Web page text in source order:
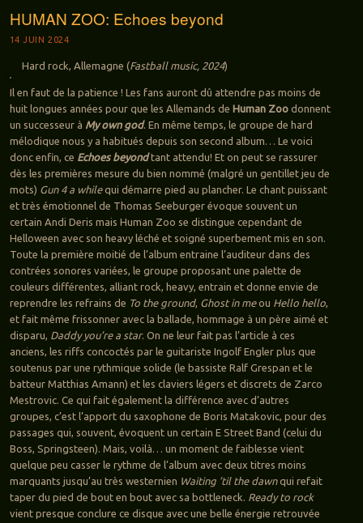
HUMAN ZOO: Echoes beyond
14 JUIN 2024
Hard rock, Allemagne (Fastball music, 2024)
Il en faut de la patience ! Les fans auront dû attendre pas moins de
huit longues années pour que les Allemands de Human Zoodonnent
un successeur à My own god. En même temps, le groupe de hard
mélodique nous y a habitués depuis son second album… Le voici
donc enfin, ce Echoes beyondtant attendu! Et on peut se rassurer
dès les premières mesure du bien nommé (malgré un gentillet jeu de
mots) Gun 4 a whilequi démarre pied au plancher. Le chant puissant
et très émotionnel de Thomas Seeburger évoque souvent un
certain Andi Deris mais Human Zoo se distingue cependant de
Helloween avec son heavy léché et soigné superbement mis en son.
Toute la première moitié de l’album entraine l’auditeur dans des
contrées sonores variées, le groupe proposant une palette de
couleurs différentes, alliant rock, heavy, entrain et donne envie de
reprendre les refrains de To the ground, Ghost in meou Hello hello,
et fait même frissonner avec la ballade, hommage à un père aimé et
disparu, Daddy you’re a star. On ne leur fait pas l’article à ces
anciens, les riffs concoctés par le guitariste Ingolf Engler plus que
soutenus par une rythmique solide (le bassiste Ralf Grespan et le
batteur Matthias Amann) et les claviers légers et discrets de Zarco
Mestrovic. Ce qui fait également la différence avec d’autres
groupes, c’est l’apport du saxophone de Boris Matakovic, pour des
passages qui, souvent, évoquent un certain E Street Band (celui du
Boss, Springsteen). Mais, voilà… un moment de faiblesse vient
quelque peu casser le rythme de l’album avec deux titres moins
marquants jusqu’au très westernien Waiting ’til the dawnqui refait
taper du pied de bout en bout avec sa bottleneck. Ready to rock
vient presque conclure ce disque avec une belle énergie retrouvée